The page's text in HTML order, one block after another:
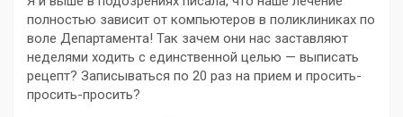
полностью зависит от компьютеров в поликлиниках по
воле Департамента! Так зачем они нас заставляют
неделями ходить с единственной целью — выписать
рецепт? Записываться по 20 раз на прием и просить-
просить-просить?